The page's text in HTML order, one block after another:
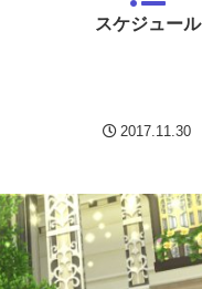
スケジュール
2017.11.30